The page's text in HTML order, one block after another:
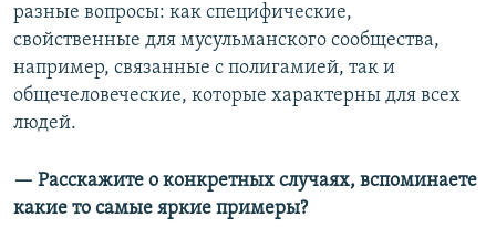
разные вопросы: как специфические,
свойственные для мусульманского сообщества,
например, связанные с полигамией, так и
общечеловеческие, которые характерны для всех
людей.
— Расскажите о конкретных случаях, вспоминаете
какие то самые яркие примеры?